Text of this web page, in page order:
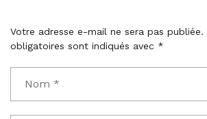
Votre adresse e-mail ne sera pas publiée.
obligatoires sont indiqués avec *